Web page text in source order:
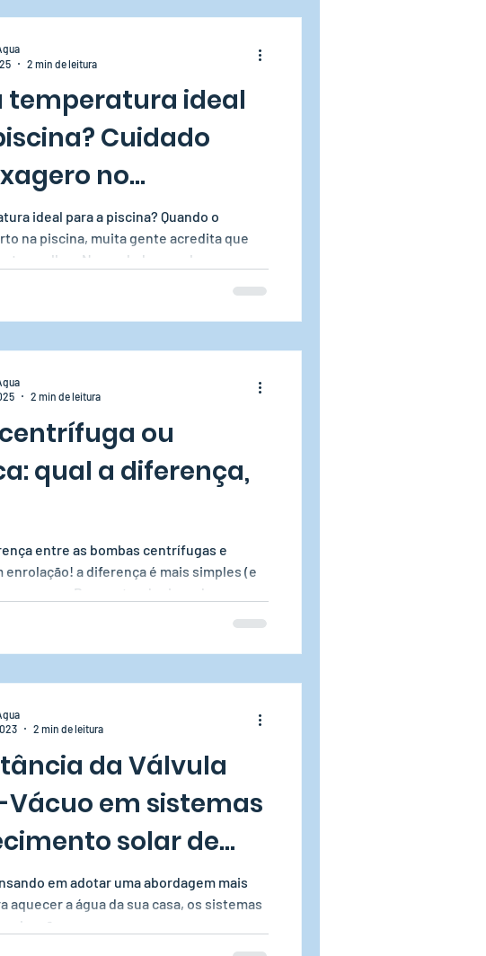
temperatura ideal
Cuidado
no
ideal para a piscina? Quando o
na piscina, muita gente acredita que
melhor. Na verdade, em alguns casos,
a encontrar o equilíbrio.
2 min de leitura
ou
qual a diferença,
entre as bombas centrífugas e
a diferença é mais simples (e
parece. Bora entender isso de uma vez
2 min de leitura
da Válvula
em sistemas
solar de
em adotar uma abordagem mais
aquecer a água da sua casa, os sistemas
são a...
2 min de leitura